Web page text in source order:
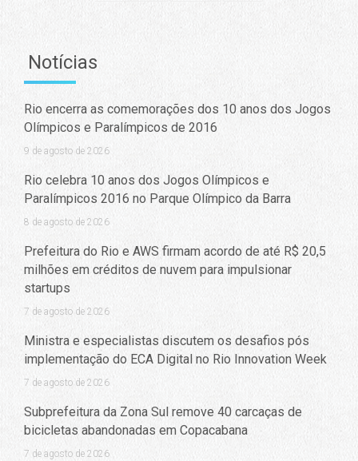
Notícias
Rio encerra as comemorações dos 10 anos dos Jogos
Olímpicos e Paralímpicos de 2016
9 de agosto de 2026
Rio celebra 10 anos dos Jogos Olímpicos e
Paralímpicos 2016 no Parque Olímpico da Barra
8 de agosto de 2026
Prefeitura do Rio e AWS firmam acordo de até R$ 20,5
milhões em créditos de nuvem para impulsionar
startups
7 de agosto de 2026
Ministra e especialistas discutem os desafios pós
implementação do ECA Digital no Rio Innovation Week
7 de agosto de 2026
Subprefeitura da Zona Sul remove 40 carcaças de
bicicletas abandonadas em Copacabana
7 de agosto de 2026